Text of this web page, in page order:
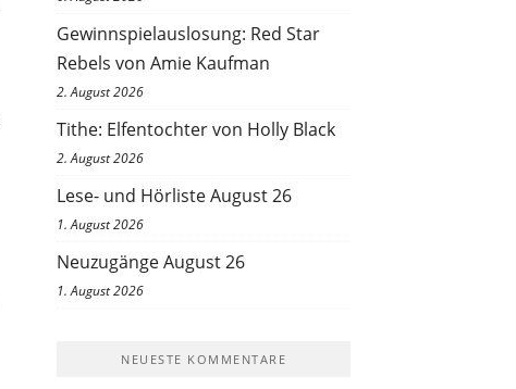
Gewinnspielauslosung: Red Star
Rebels von Amie Kaufman
2. August 2026
Tithe: Elfentochter von Holly Black
2. August 2026
Lese- und Hörliste August 26
1. August 2026
Neuzugänge August 26
1. August 2026
NEUESTE KOMMENTARE